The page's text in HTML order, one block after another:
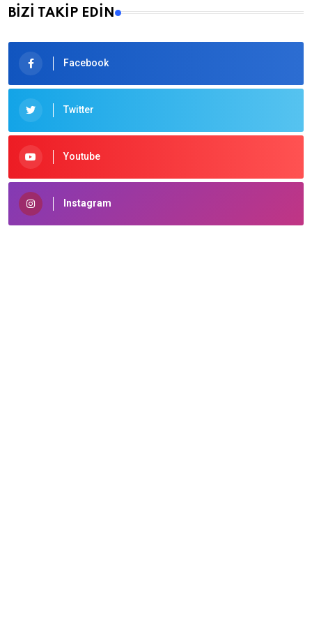
BİZİ TAKİP EDİN
Facebook
Twitter
Youtube
Instagram